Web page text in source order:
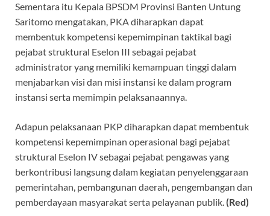
Sementara itu Kepala BPSDM Provinsi Banten Untung
Saritomo mengatakan, PKA diharapkan dapat
membentuk kompetensi kepemimpinan taktikal bagi
pejabat struktural Eselon III sebagai pejabat
administrator yang memiliki kemampuan tinggi dalam
menjabarkan visi dan misi instansi ke dalam program
instansi serta memimpin pelaksanaannya.
Adapun pelaksanaan PKP diharapkan dapat membentuk
kompetensi kepemimpinan operasional bagi pejabat
struktural Eselon IV sebagai pejabat pengawas yang
berkontribusi langsung dalam kegiatan penyelenggaraan
pemerintahan, pembangunan daerah, pengembangan dan
pemberdayaan masyarakat serta pelayanan publik.(Red)